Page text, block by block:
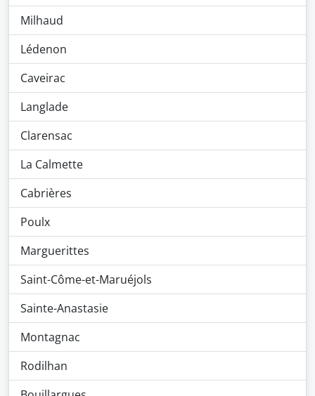
Milhaud
Lédenon
Caveirac
Langlade
Clarensac
La Calmette
Cabrières
Poulx
Marguerittes
Saint-Côme-et-Maruéjols
Sainte-Anastasie
Montagnac
Rodilhan